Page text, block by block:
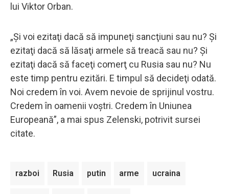
lui Viktor Orban.
„Și voi ezitaţi dacă să impuneţi sancţiuni sau nu? Şi
ezitaţi dacă să lăsaţi armele să treacă sau nu? Şi
ezitaţi dacă să faceţi comerţ cu Rusia sau nu? Nu
este timp pentru ezitări. E timpul să decideţi odată.
Noi credem în voi. Avem nevoie de sprijinul vostru.
Credem în oamenii voștri. Credem în Uniunea
Europeană”, a mai spus Zelenski, potrivit sursei
citate.
razboi Rusia putin arme ucraina